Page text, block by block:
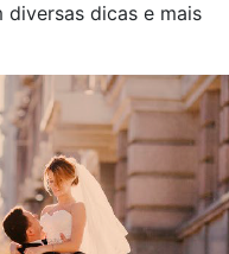
diversas dicas e mais